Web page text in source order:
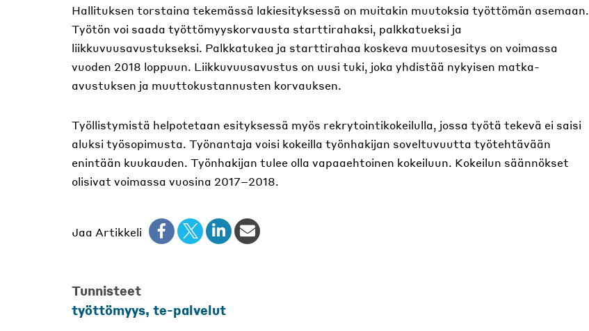
Hallituksen torstaina tekemässä lakiesityksessä on muitakin muutoksia työttömän asemaan.
Työtön voi saada työttömyyskorvausta starttirahaksi, palkkatueksi ja
liikkuvuusavustukseksi. Palkkatukea ja starttirahaa koskeva muutosesitys on voimassa
vuoden 2018 loppuun. Liikkuvuusavustus on uusi tuki, joka yhdistää nykyisen matka-
avustuksen ja muuttokustannusten korvauksen.
Työllistymistä helpotetaan esityksessä myös rekrytointikokeilulla, jossa työtä tekevä ei saisi
aluksi työsopimusta. Työnantaja voisi kokeilla työnhakijan soveltuvuutta työtehtävään
enintään kuukauden. Työnhakijan tulee olla vapaaehtoinen kokeiluun. Kokeilun säännökset
olisivat voimassa vuosina 2017–2018.
Jaa Artikkeli
Tunnisteet
työttömyys, te-palvelut